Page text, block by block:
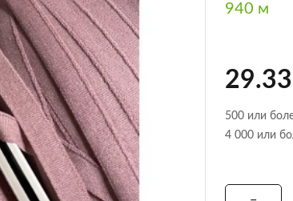
940 м
500 или
4 000 или